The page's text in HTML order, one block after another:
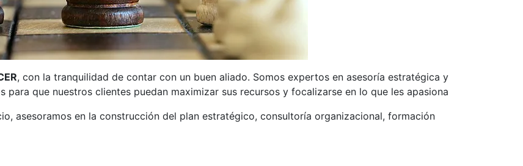
, con la tranquilidad de contar con un buen aliado. Somos expertos en asesoría estratégica y
para que nuestros clientes puedan maximizar sus recursos y focalizarse en lo que les apasiona
asesoramos en la construcción del plan estratégico, consultoría organizacional, formación